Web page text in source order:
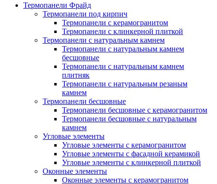
Термопанели Фрайд
Термопанели под кирпич
Термопанели с керамогранитом
Термопанели с клинкерной плиткой
Термопанели с натуральным камнем
Термопанели с натуральным камнем
бесшовные
Термопанели с натуральным камнем
плитняк
Термопанели с натуральным резаным
камнем
Термопанели бесшовные
Термопанели бесшовные с керамогранитом
Термопанели бесшовные с натуральным
камнем
Угловые элементы
Угловые элементы с керамогранитом
Угловые элементы с фасадной керамикой
Угловые элементы с клинкерной плиткой
Оконные элементы
Оконные элементы с керамогранитом